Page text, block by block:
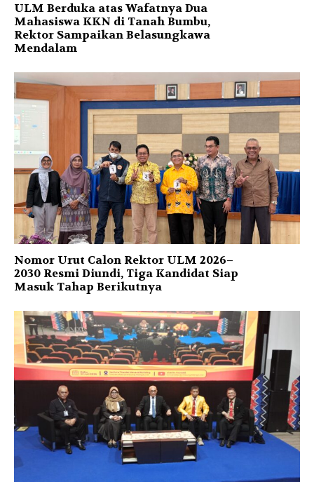
ULM Berduka atas Wafatnya Dua
Mahasiswa KKN di Tanah Bumbu,
Rektor Sampaikan Belasungkawa
Mendalam
Nomor Urut Calon Rektor ULM 2026–
2030 Resmi Diundi, Tiga Kandidat Siap
Masuk Tahap Berikutnya